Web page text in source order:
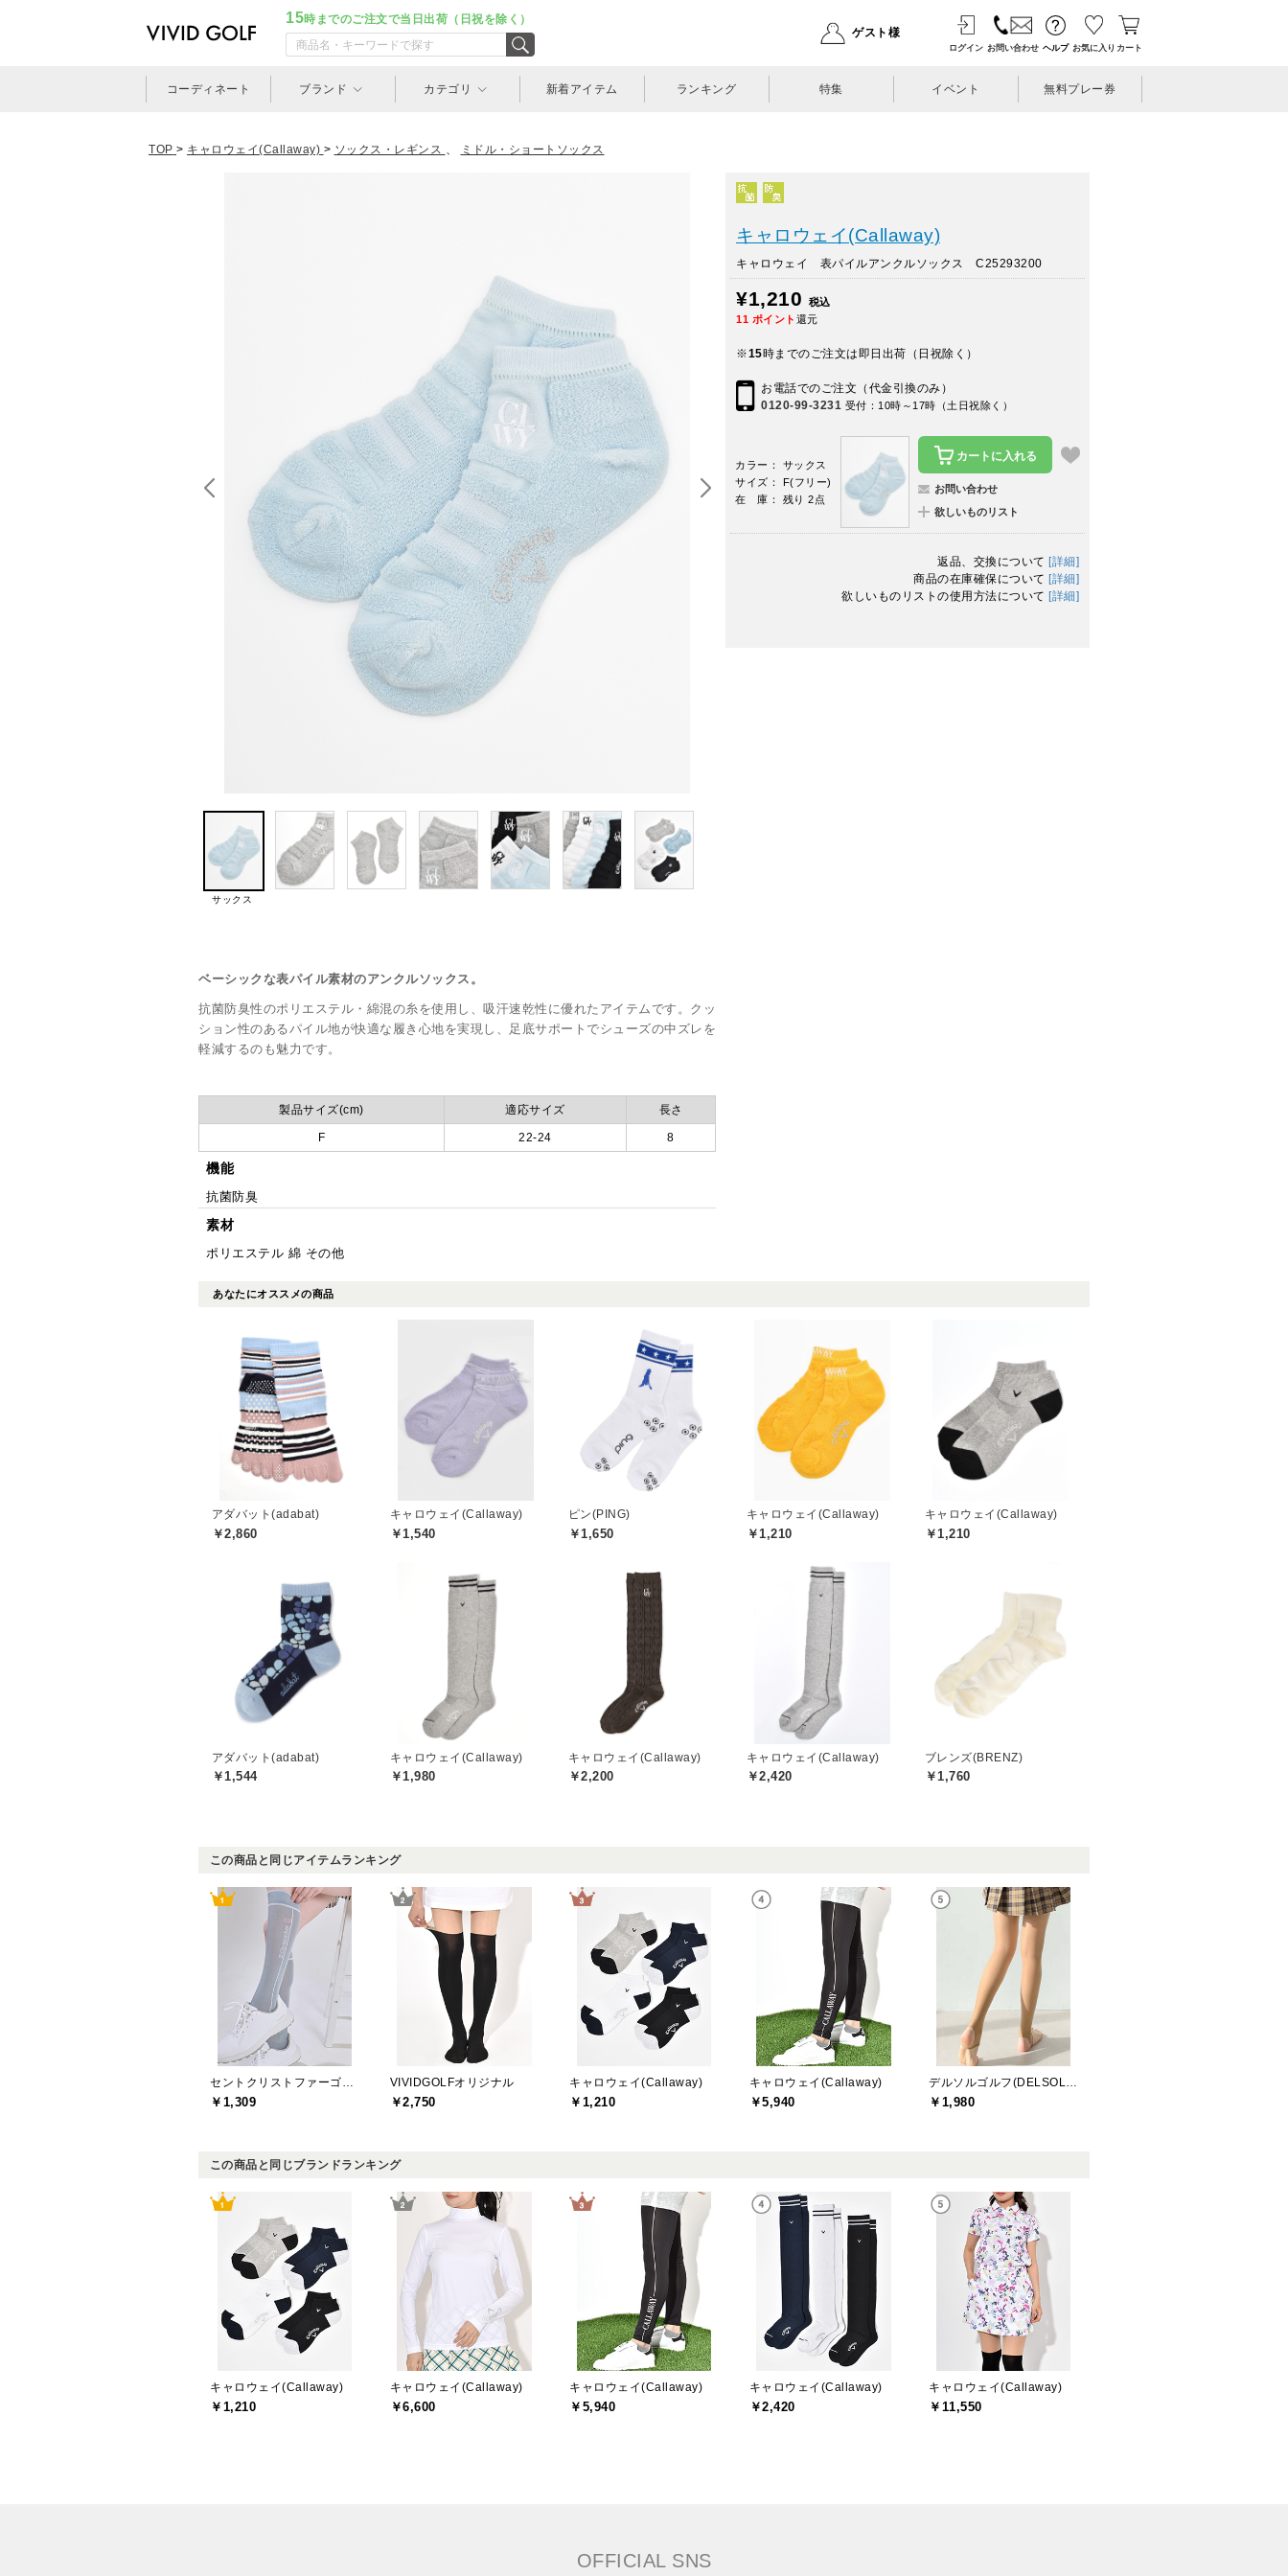
15時までのご注文で当日出荷（日祝を除く）
ゲスト様
ログイン お問い合わせ ヘルプ お気に入り カート
コーディネート ブランド カテゴリ 新着アイテム ランキング 特集 イベント 無料プレー券
TOP > キャロウェイ(Callaway) > ソックス・レギンス 、 ミドル・ショートソックス
サックス
ベーシックな表パイル素材のアンクルソックス。
抗菌防臭性のポリエステル・綿混の糸を使用し、吸汗速乾性に優れたアイテムです。クッ
ション性のあるパイル地が快適な履き心地を実現し、足底サポートでシューズの中ズレを
軽減するのも魅力です。
製品サイズ(cm) 適応サイズ 長さ
F 22-24 8
機能
抗菌防臭
素材
ポリエステル 綿 その他
キャロウェイ(Callaway)
キャロウェイ 表パイルアンクルソックス C25293200
¥1,210
税込
11 ポイント 還元
※15時までのご注文は即日出荷（日祝除く）
お電話でのご注文（代金引換のみ）
0120-99-3231 受付：10時～17時（土日祝除く）
カラー： サックス
サイズ： F(フリー)
在 庫： 残り 2点
カートに入れる
お問い合わせ
欲しいものリスト
返品、交換について [詳細]
商品の在庫確保について [詳細]
欲しいものリストの使用方法について [詳細]
あなたにオススメの商品
アダバット(adabat)
￥2,860
キャロウェイ(Callaway)
￥1,540
ピン(PING)
￥1,650
キャロウェイ(Callaway)
￥1,210
キャロウェイ(Callaway)
￥1,210
アダバット(adabat)
￥1,544
キャロウェイ(Callaway)
￥1,980
キャロウェイ(Callaway)
￥2,200
キャロウェイ(Callaway)
￥2,420
ブレンズ(BRENZ)
￥1,760
この商品と同じアイテムランキング
￥1,309
VIVIDGOLFオリジナル
￥2,750
キャロウェイ(Callaway)
￥1,210
キャロウェイ(Callaway)
￥5,940 ￥1,980
この商品と同じブランドランキング
キャロウェイ(Callaway)
￥1,210
キャロウェイ(Callaway)
￥6,600
キャロウェイ(Callaway)
￥5,940
キャロウェイ(Callaway)
￥2,420
キャロウェイ(Callaway)
￥11,550
OFFICIAL SNS